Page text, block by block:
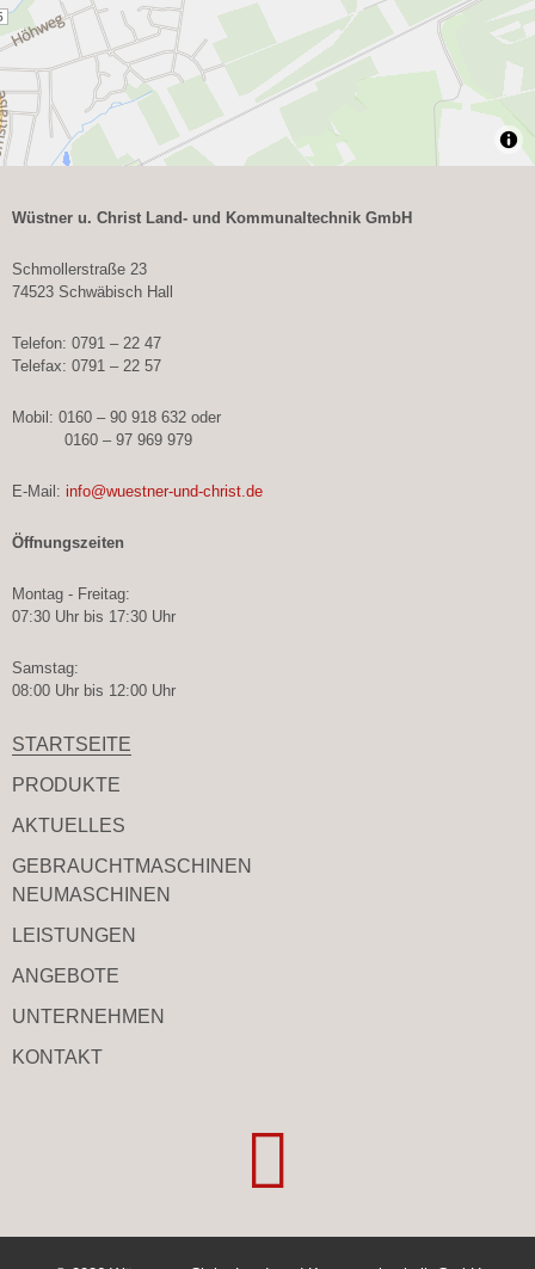
Wüstner u. Christ Land- und Kommunaltechnik GmbH
Schmollerstraße 23
74523 Schwäbisch Hall
Telefon: 0791 – 22 47
Telefax: 0791 – 22 57
Mobil: 0160 – 90 918 632 oder
0160 – 97 969 979
E-Mail: info@wuestner-und-christ.de
Öffnungszeiten
Montag - Freitag:
07:30 Uhr bis 17:30 Uhr
Samstag:
08:00 Uhr bis 12:00 Uhr
STARTSEITE
PRODUKTE
AKTUELLES
GEBRAUCHT­MASCHINEN
NEUMASCHINEN
LEISTUNGEN
ANGEBOTE
UNTERNEHMEN
KONTAKT